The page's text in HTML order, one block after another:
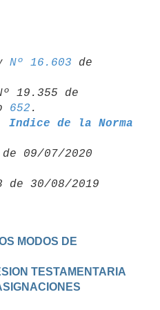
Nº 16.603 de
19.355 de
652
Indice de la Norma
09/07/2020
MODOS DE
TESTAMENTARIA